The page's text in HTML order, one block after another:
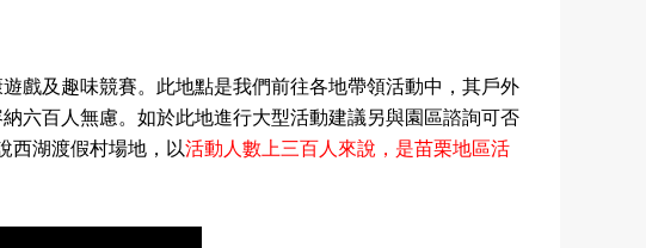
遊戲及趣味競賽。此地點是我們前往各地帶領活動中，其戶外
納六百人無慮。如於此地進行大型活動建議另與園區諮詢可否
西湖渡假村場地，以活動人數上三百人來說，是苗栗地區活